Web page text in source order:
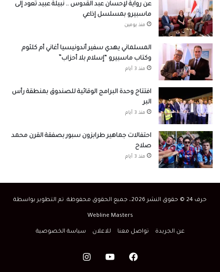
عن رواية لإحسان عبد القدوس .. نبيلة عبيد تعود إلى
ماسبيرو بمسلسل إذاعي
منذ يومين
المسلماني يهدي سفير أندونيسيا أغاني أم كلثوم
وكتاب ماسبيرو “إسلام بلا أحزاب”
منذ 3 أيام
افتتاح وحدة البرامج الوقائية للصندوق بمنطقة رأس
البر
منذ 3 أيام
احتفالات جماهير طرابزون سبور بصفقة القرن محمد
صلاح
منذ 3 أيام
حرف 24 © حقوق النشر 2026، جميع الحقوق محفوظة. تم التطوير بواسطة
Webline Masters
عن الجريدة تواصل معنا للاعلان سياسة الخصوصية
فيسبوك‫YouTubeانستقرام